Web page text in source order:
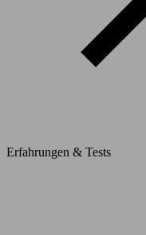
Erfahrungen & Tests